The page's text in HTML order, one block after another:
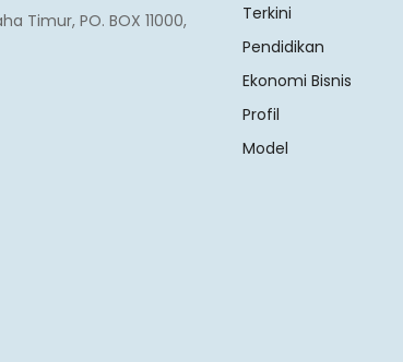
Timur, PO. BOX 11000,
Terkini
Pendidikan
Ekonomi Bisnis
Profil
Model